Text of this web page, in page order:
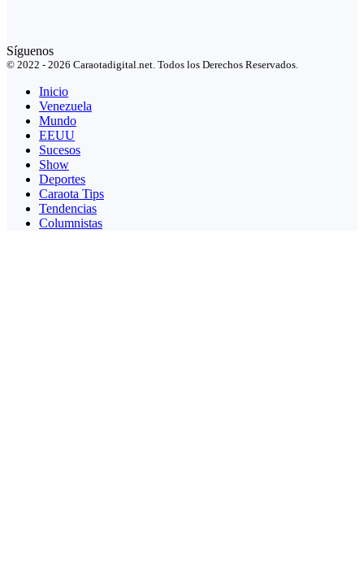
Síguenos
© 2022 - 2026 Caraotadigital.net. Todos los Derechos Reservados.
Inicio
Venezuela
Mundo
EEUU
Sucesos
Show
Deportes
Caraota Tips
Tendencias
Columnistas